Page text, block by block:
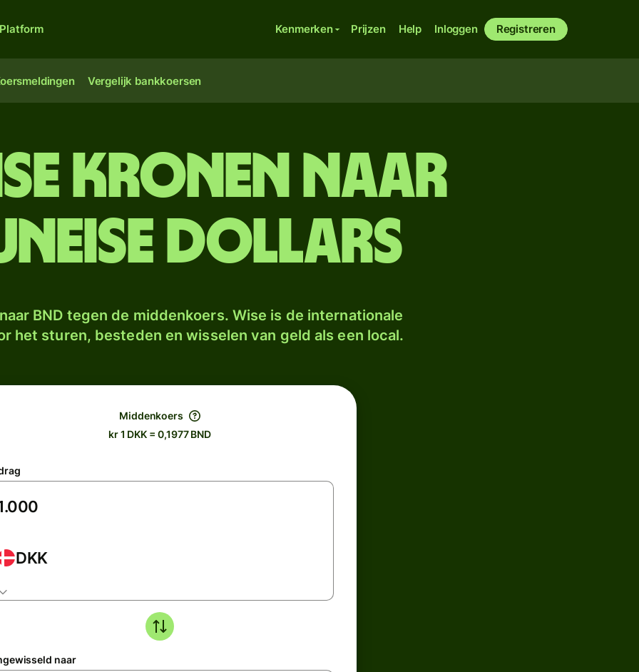
Platform Kenmerken Prijzen Help Inloggen Registreren
Vergelijk bankkoersen
kronen naar
dollars
BND tegen de middenkoers. Wise is de internationale
het sturen, besteden en wisselen van geld als een local.
Middenkoers
kr 1 DKK = 0,1977 BND
DKK
naar